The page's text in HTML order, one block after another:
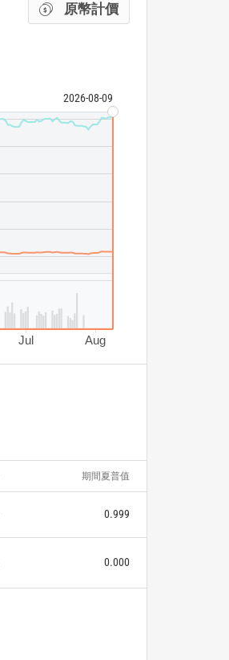
原幣計價
2026-08-09
Jul Aug
期間夏普值
0.999
0.000